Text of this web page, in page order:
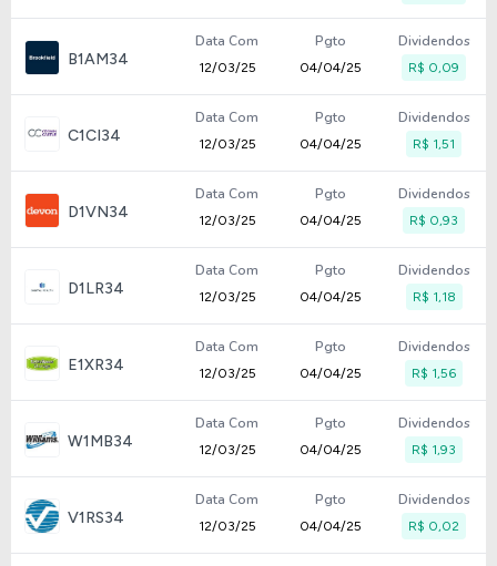
B1AM34
Data Com
12/03/25
Pgto
04/04/25
Dividendos
R$ 0,09
C1CI34
Data Com
12/03/25
Pgto
04/04/25
Dividendos
R$ 1,51
D1VN34
Data Com
12/03/25
Pgto
04/04/25
Dividendos
R$ 0,93
D1LR34
Data Com
12/03/25
Pgto
04/04/25
Dividendos
R$ 1,18
E1XR34
Data Com
12/03/25
Pgto
04/04/25
Dividendos
R$ 1,56
W1MB34
Data Com
12/03/25
Pgto
04/04/25
Dividendos
R$ 1,93
V1RS34
Data Com
12/03/25
Pgto
04/04/25
Dividendos
R$ 0,02